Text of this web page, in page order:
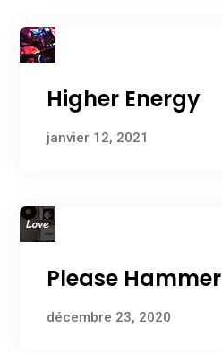
Higher Energy
janvier 12, 2021
Please Hammer
décembre 23, 2020